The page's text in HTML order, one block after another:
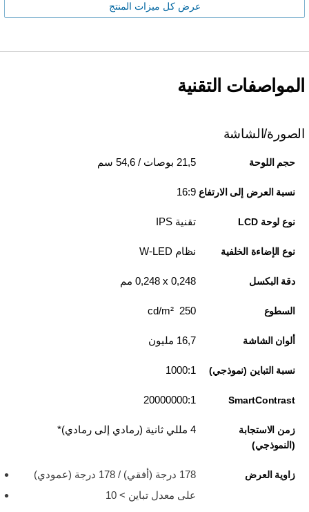
عرض كل ميزات المنتج
المواصفات التقنية
الصورة/الشاشة
حجم اللوحة 21,5 بوصات / 54,6 سم
نسبة العرض إلى الارتفاع 16:9
نوع لوحة LCD تقنية IPS
نوع الإضاءة الخلفية نظام W-LED
دقة البكسل 0,248 x‏ 0,248 مم
السطوع 250 cd/m²
ألوان الشاشة 16,7 مليون
نسبة التباين (نموذجي) 1000:1
SmartContrast
20000000:1
زمن الاستجابة
(النموذجي)
4 مللي ثانية (رمادي إلى رمادي)*
زاوية العرض
178 درجة (أفقي) / 178 درجة (عمودي)
على معدل تباين > 10